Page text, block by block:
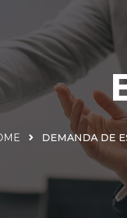
DEMANDA DE